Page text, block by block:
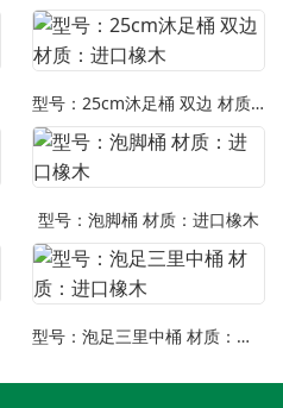
型号：25cm沐足桶 双边 材质：进口橡木
型号：泡脚桶 材质：进口橡木
型号：泡足三里中桶 材质：进口橡木